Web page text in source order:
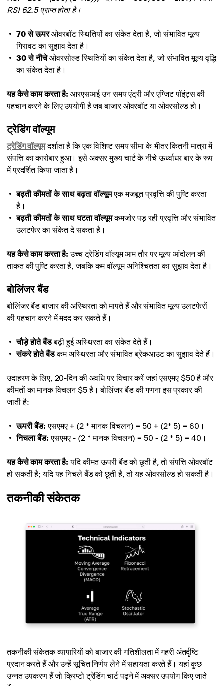
RSI 62.5 प्राप्त होता है।
70 से ऊपरओवरबॉट स्थितियों का संकेत देता है, जो संभावित मूल्य
गिरावट का सुझाव देता है।
30 से नीचेओवरसोल्ड स्थितियों का संकेत देता है, जो संभावित मूल्य वृद्धि
का संकेत देता है।
यह कैसे काम करता है: आरएसआई उन समय एंट्री और एग्जिट पॉइंट्स की
पहचान करने के लिए उपयोगी है जब बाजार ओवरबॉट या ओवरसोल्ड हो।
ट्रेडिंग वॉल्यूम
ट्रेडिंग वॉल्यूमदर्शाता है कि एक विशिष्ट समय सीमा के भीतर कितनी मात्रा में
संपत्ति का कारोबार हुआ। इसे अक्सर मुख्य चार्ट के नीचे ऊर्ध्वाधर बार के रूप
में प्रदर्शित किया जाता है।
बढ़ती कीमतों के साथ बढ़ता वॉल्यूमएक मजबूत प्रवृत्ति की पुष्टि करता
है।
बढ़ती कीमतों के साथ घटता वॉल्यूमकमजोर पड़ रही प्रवृत्ति और संभावित
उलटफेर का संकेत दे सकता है।
यह कैसे काम करता है: उच्च ट्रेडिंग वॉल्यूम आम तौर पर मूल्य आंदोलन की
ताकत की पुष्टि करता है, जबकि कम वॉल्यूम अनिश्चितता का सुझाव देता है।
बोलिंजर बैंड
बोलिंजर बैंड बाजार की अस्थिरता को मापते हैं और संभावित मूल्य उलटफेरों
की पहचान करने में मदद कर सकते हैं।
चौड़े होते बैंडबढ़ी हुई अस्थिरता का संकेत देते हैं।
संकरे होते बैंडकम अस्थिरता और संभावित ब्रेकआउट का सुझाव देते हैं।
उदाहरण के लिए, 20-दिन की अवधि पर विचार करें जहां एसएमए $50 है और
कीमतों का मानक विचलन $5 है। बोलिंजर बैंड की गणना इस प्रकार की
जाती है:
ऊपरी बैंड: एसएमए + (2 * मानक विचलन) = 50 + (2* 5) = 60।
निचला बैंड: एसएमए - (2 * मानक विचलन) = 50 - (2 * 5) = 40।
यह कैसे काम करता है: यदि कीमत ऊपरी बैंड को छूती है, तो संपत्ति ओवरबॉट
हो सकती है; यदि यह निचले बैंड को छूती है, तो यह ओवरसोल्ड हो सकती है।
तकनीकी संकेतक
तकनीकी संकेतक व्यापारियों को बाजार की गतिशीलता में गहरी अंतर्दृष्टि
प्रदान करते हैं और उन्हें सूचित निर्णय लेने में सहायता करते हैं। यहां कुछ
उन्नत उपकरण हैं जो क्रिप्टो ट्रेडिंग चार्ट पढ़ने में अक्सर उपयोग किए जाते